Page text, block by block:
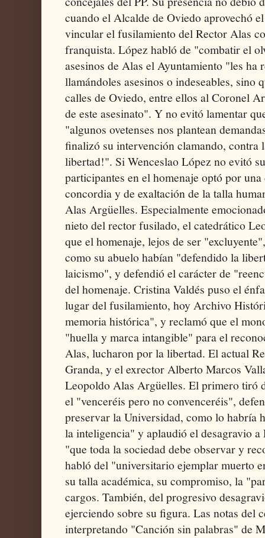
cuando el Alcalde de Oviedo aprovechó
vincular el fusilamiento del Rector Alas
franquista. López habló de "combatir el
asesinos de Alas el Ayuntamiento "les ha
llamándoles asesinos o indeseables, sino
calles de Oviedo, entre ellos al Coronel
de este asesinato". Y no evitó lamentar
"algunos ovetenses nos plantean
finalizó su intervención clamando,
libertad!". Si Wenceslao López no evitó
participantes en el homenaje optó por una
concordia y de exaltación de la talla
Alas Argüelles. Especialmente
nieto del rector fusilado, el catedrático
que el homenaje, lejos de ser
como su abuelo habían "defendido la
laicismo", y defendió el carácter de
del homenaje. Cristina Valdés puso el
lugar del fusilamiento, hoy Archivo
memoria histórica", y reclamó que el
"huella y marca intangible" para el
Alas, lucharon por la libertad. El actual
Granda, y el exrector Alberto Marcos
Leopoldo Alas Argüelles. El primero tiró
el "venceréis pero no convenceréis",
preservar la Universidad, como lo habría
la inteligencia" y aplaudió el desagravio
"que toda la sociedad debe observar y
habló del "universitario ejemplar muerto
su talla académica, su compromiso, la
cargos. También, del progresivo
ejerciendo sobre su figura. Las notas del
interpretando "Canción sin palabras" de